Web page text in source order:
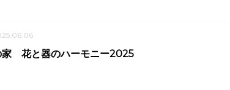
家 花と器のハーモニー2025